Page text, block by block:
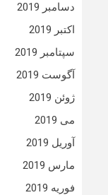
دسامبر 2019
اکتبر 2019
سپتامبر 2019
آگوست 2019
ژوئن 2019
می 2019
آوریل 2019
مارس 2019
فوریه 2019